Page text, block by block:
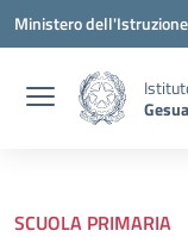
Vai ai contenuti
Vai al menu di
Vai al footer
Ministero
SCUOLA PRIMARIA